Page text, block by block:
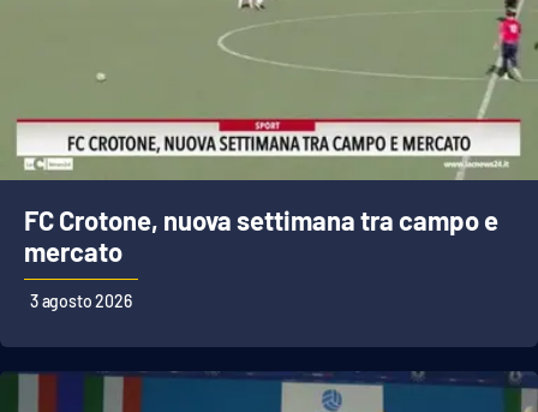
FC Crotone, nuova settimana tra campo e
mercato
3 agosto 2026